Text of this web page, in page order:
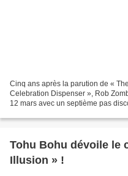
Cinq ans après la parution de «
Celebration Dispenser », Rob
12 mars avec un septième pas
Tohu Bohu dévoile le
Illusion » !